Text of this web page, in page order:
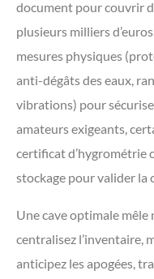
document pour couvrir
plusieurs milliers
mesures physiques
anti-dégâts des eaux,
vibrations) pour
amateurs exigeants,
certificat d’hygrométrie
stockage pour valider la
Une cave optimale
centralisez l’inventaire,
anticipez les apogées,